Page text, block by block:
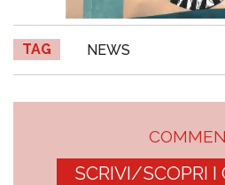
TAG NEWS
SCRIVI/SCOPRI I